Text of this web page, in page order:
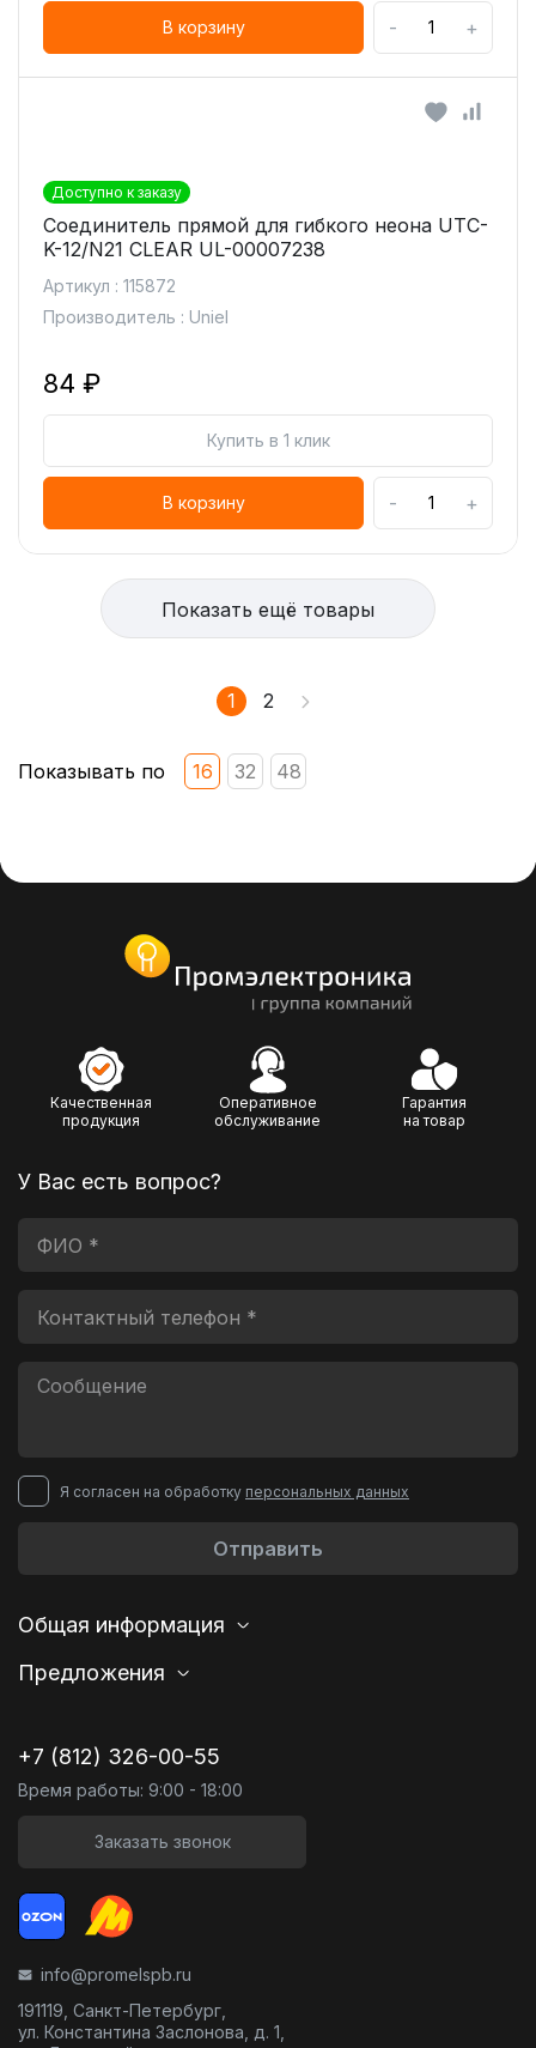
В корзину - +
Доступно к заказу
Соединитель прямой для гибкого неона UTC-
K-12/N21 CLEAR UL-00007238
Артикул : 115872
Производитель : Uniel
84 ₽
Купить в 1 клик
В корзину - +
Показать ещё товары
1 2
Показывать по 16 32 48
Качественная
продукция
Оперативное
обслуживание
Гарантия
на товар
У Вас есть вопрос?
Я согласен на обработку персональных данных
Отправить
Общая информация
Предложения
+7 (812) 326-00-55
Время работы: 9:00 - 18:00
Заказать звонок
info@promelspb.ru
191119, Санкт-Петербург,
ул. Константина Заслонова, д. 1,